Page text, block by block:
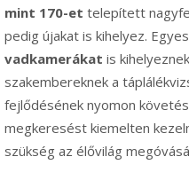
mint 170-et telepített
pedig újakat is kihelyez.
vadkamerákat is
szakembereknek a
fejlődésének nyomon
megkeresést kiemelten
szükség az élővilág